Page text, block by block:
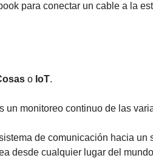
para conectar un cable a la
o IoT.
un monitoreo continuo de las
de comunicación hacia un
desde cualquier lugar del